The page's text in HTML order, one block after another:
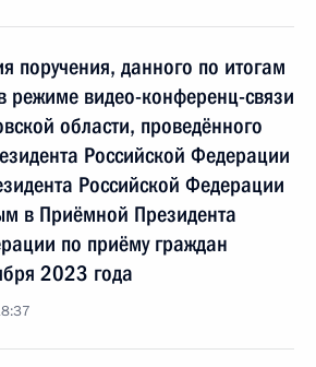
поручения, данного по итогам
режиме видео-конференц-связи
области, проведённого
Российской Федерации
Российской Федерации
в Приёмной Президента
по приёму граждан
2023 года